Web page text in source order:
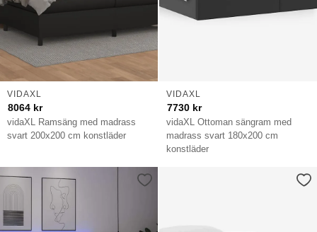
vidaXL Ramsäng med madrass
svart 200x200 cm konstläder
VIDAXL
8064 kr
vidaXL Ottoman sängram med
madrass svart 180x200 cm
konstläder
VIDAXL
7730 kr